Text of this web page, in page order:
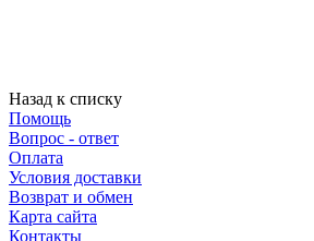
Назад к списку
Помощь
Вопрос - ответ
Оплата
Условия доставки
Возврат и обмен
Карта сайта
Контакты